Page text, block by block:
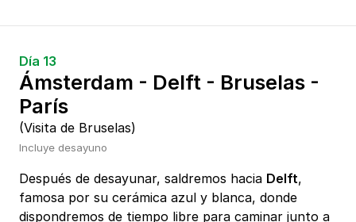
Día 13
Ámsterdam - Delft - Bruselas -
París
(Visita de Bruselas)
Incluye desayuno
Después de desayunar, saldremos hacia Delft,
famosa por su cerámica azul y blanca, donde
dispondremos de tiempo libre para caminar junto a